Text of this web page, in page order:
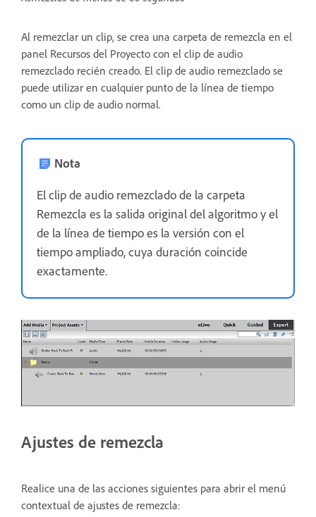
Al remezclar un clip, se crea una carpeta de remezcla en el
panel Recursos del Proyecto con el clip de audio
remezclado recién creado. El clip de audio remezclado se
puede utilizar en cualquier punto de la línea de tiempo
como un clip de audio normal.
Nota
El clip de audio remezclado de la carpeta
Remezcla es la salida original del algoritmo y el
de la línea de tiempo es la versión con el
tiempo ampliado, cuya duración coincide
exactamente.
Ajustes de remezcla
Realice una de las acciones siguientes para abrir el menú
contextual de ajustes de remezcla: